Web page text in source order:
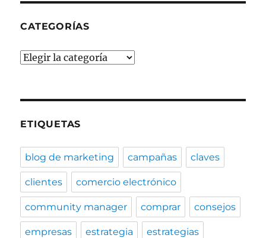
CATEGORÍAS
Categorías
ETIQUETAS
blog de marketing campañas claves
clientes comercio electrónico
community manager comprar consejos
empresas estrategia estrategias